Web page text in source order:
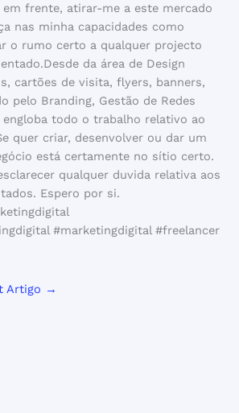
em frente, atirar-me a este mercado
nas minha capacidades como
o rumo certo a qualquer projecto
da área de Design
cartões de visita, flyers, banners,
pelo Branding, Gestão de Redes
engloba todo o trabalho relativo ao
quer criar, desenvolver ou dar um
está certamente no sítio certo.
qualquer duvida relativa aos
Espero por si.
#marketingdigital #freelancer
Artigo →